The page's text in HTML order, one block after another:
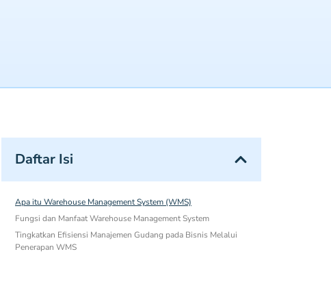
Daftar Isi
Apa itu Warehouse Management System (WMS)
Fungsi dan Manfaat Warehouse Management System
Tingkatkan Efisiensi Manajemen Gudang pada Bisnis Melalui
Penerapan WMS